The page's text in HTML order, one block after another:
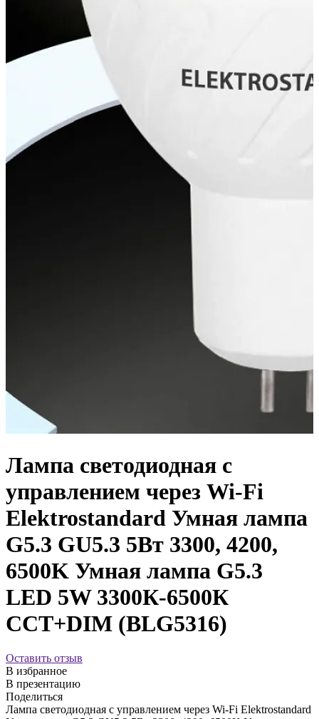
Лампа светодиодная с
управлением через Wi-Fi
Elektrostandard Умная лампа
G5.3 GU5.3 5Вт 3300, 4200,
6500K Умная лампа G5.3
LED 5W 3300К-6500К
CCT+DIM (BLG5316)
Оставить отзыв
В избранное
В презентацию
Поделиться
Лампа светодиодная с управлением через Wi-Fi Elektrostandard